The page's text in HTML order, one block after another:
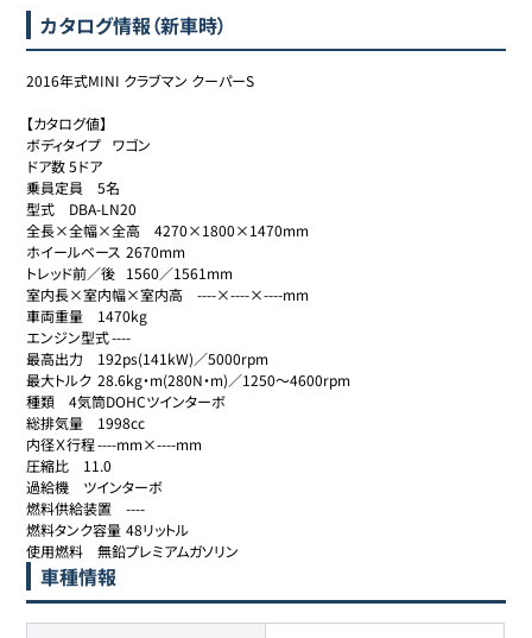
カタログ情報（新車時）
2016年式MINI クラブマン クーパーS
【カタログ値】
ボディタイプ	ワゴン
ドア数	5ドア
乗員定員	5名
型式	DBA-LN20
全長×全幅×全高	4270×1800×1470mm
ホイールベース	2670mm
トレッド前／後	1560／1561mm
室内長×室内幅×室内高	----×----×----mm
車両重量	1470kg
エンジン型式	----
最高出力	192ps(141kW)／5000rpm
最大トルク	28.6kg・m(280N・m)／1250～4600rpm
種類	4気筒DOHCツインターボ
総排気量	1998cc
内径Ｘ行程	----mm×----mm
圧縮比	11.0
過給機	ツインターボ
燃料供給装置	----
燃料タンク容量	48リットル
使用燃料	無鉛プレミアムガソリン
車種情報